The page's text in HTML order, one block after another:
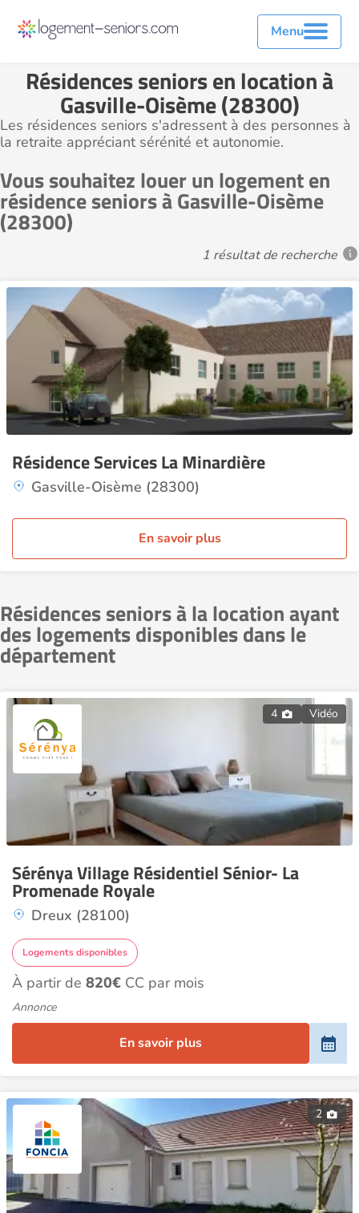
Menu
Résidences seniors en location à
Gasville-Oisème (28300)
Les résidences seniors s'adressent à des personnes à
la retraite appréciant sérénité et autonomie.
Vous souhaitez louer un logement en
résidence seniors à Gasville-Oisème
(28300)
1 résultat de recherche
Résidence Services La Minardière
Gasville-Oisème (28300)
En savoir plus
Résidences seniors à la location ayant
des logements disponibles dans le
département
4 Vidéo
Sérénya Village Résidentiel Sénior- La
Promenade Royale
Dreux (28100)
Logements disponibles
À partir de 820€ CC par mois
Annonce
En savoir plus
2